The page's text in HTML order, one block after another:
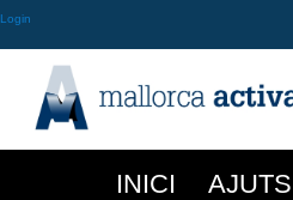
Login
INICI AJUTS